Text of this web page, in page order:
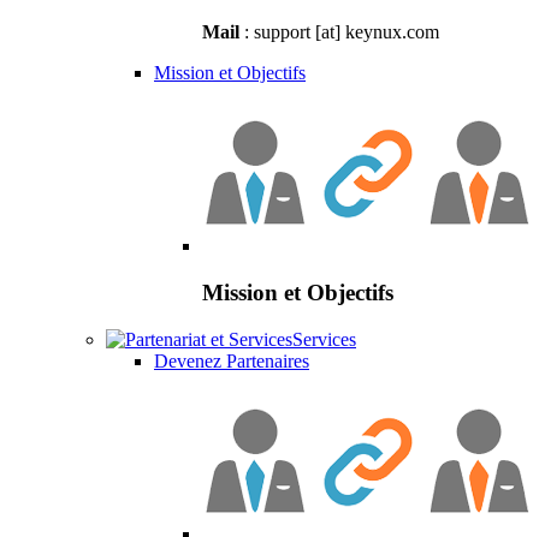
Mail : support [at] keynux.com
Mission et Objectifs
Mission et Objectifs
Services
Devenez Partenaires